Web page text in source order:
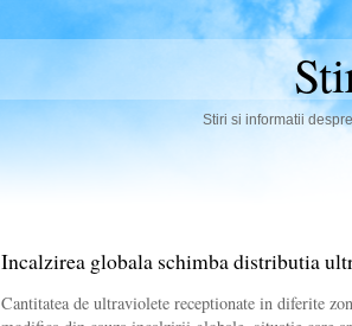
Stiri si informatii
Incalzirea globala schimba distributia
Cantitatea de ultraviolete receptionate in diferite